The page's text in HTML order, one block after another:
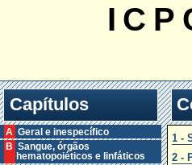
Capítulos
A Geral e inespecífico
B Sangue, órgãos
hematopoiéticos e linfáticos
1 -
2 -